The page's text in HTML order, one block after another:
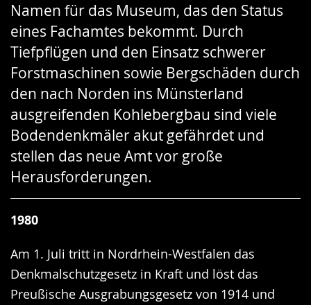
Namen für das Museum, das den Status
eines Fachamtes bekommt. Durch
Tiefpflügen und den Einsatz schwerer
Forstmaschinen sowie Bergschäden durch
den nach Norden ins Münsterland
ausgreifenden Kohlebergbau sind viele
Bodendenkmäler akut gefährdet und
stellen das neue Amt vor große
Herausforderungen.
1980
Am 1. Juli tritt in Nordrhein-Westfalen das
Denkmalschutzgesetz in Kraft und löst das
Preußische Ausgrabungsgesetz von 1914 und